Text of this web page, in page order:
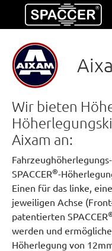
Zum Hauptinhalt springen
Wir bieten
Aixam an:
SPACCER®-
Einen für das linke,
jeweiligen Achse
patentierten SPACCER
werden und
Höherlegung von